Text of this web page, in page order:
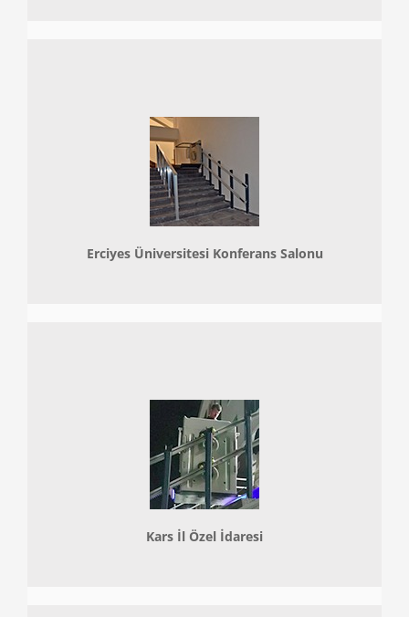
Erciyes Üniversitesi Konferans Salonu
Kars İl Özel İdaresi